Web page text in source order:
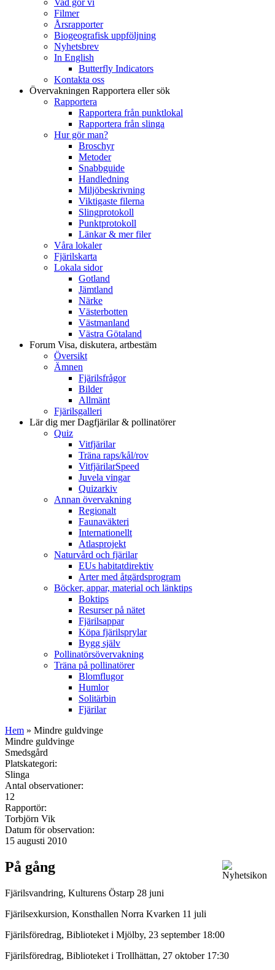
Filmer
Årsrapporter
Biogeografisk uppföljning
Nyhetsbrev
In English
Butterfly Indicators
Kontakta oss
Övervakningen Rapportera eller sök
Rapportera
Rapportera från punktlokal
Rapportera från slinga
Hur gör man?
Broschyr
Metoder
Snabbguide
Handledning
Miljöbeskrivning
Viktigaste filerna
Slingprotokoll
Punktprotokoll
Länkar & mer filer
Våra lokaler
Fjärilskarta
Lokala sidor
Gotland
Jämtland
Närke
Västerbotten
Västmanland
Västra Götaland
Forum Visa, diskutera, artbestäm
Översikt
Ämnen
Fjärilsfrågor
Bilder
Allmänt
Fjärilsgalleri
Lär dig merDagfjärilar & pollinatörer
Quiz
Vitfjärilar
Träna raps/kål/rov
VitfjärilarSpeed
Juvela vingar
Quizarkiv
Annan övervakning
Regionalt
Faunaväkteri
Internationellt
Atlasprojekt
Naturvård och fjärilar
EUs habitatdirektiv
Arter med åtgärdsprogram
Böcker, appar, material och länktips
Boktips
Resurser på nätet
Fjärilsappar
Köpa fjärilsprylar
Bygg själv
Pollinatörsövervakning
Träna på pollinatörer
Blomflugor
Humlor
Solitärbin
Fjärilar
Hem » Mindre guldvinge
Mindre guldvinge
Smedsgård
Platskategori:
Slinga
Antal observationer:
12
Rapportör:
Torbjörn Vik
Datum för observation:
15 augusti 2010
På gång
Fjärilsvandring, Kulturens Östarp 28 juni
Fjärilsexkursion, Konsthallen Norra Kvarken 11 juli
Fjärilsföredrag, Biblioteket i Mjölby, 23 september 18:00
Fjärilsföredrag, Biblioteket i Trollhättan, 27 oktober 17:30